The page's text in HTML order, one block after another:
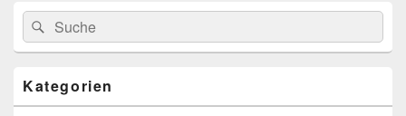
Search
for:
Suche
Kategorien